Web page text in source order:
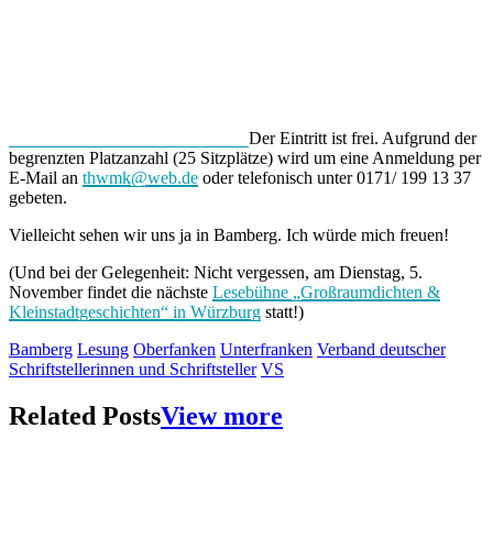
Der Eintritt ist frei. Aufgrund der
begrenzten Platzanzahl (25 Sitzplätze) wird um eine Anmeldung per
E-Mail an thwmk@web.de oder telefonisch unter 0171/ 199 13 37
gebeten.
Vielleicht sehen wir uns ja in Bamberg. Ich würde mich freuen!
(Und bei der Gelegenheit: Nicht vergessen, am Dienstag, 5.
November findet die nächste Lesebühne „Großraumdichten &
Kleinstadtgeschichten“ in Würzburg statt!)
Bamberg Lesung Oberfanken Unterfranken Verband deutscher
Schriftstellerinnen und Schriftsteller VS
Related PostsView more